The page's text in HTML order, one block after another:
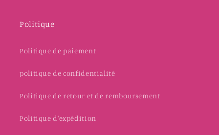
Politique
Politique de paiement
politique de confidentialité
Politique de retour et de remboursement
Politique d'expédition